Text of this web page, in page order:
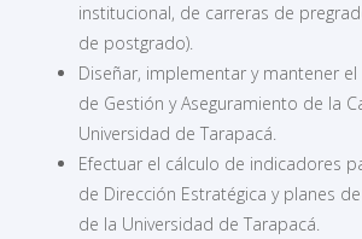
institucional, de carreras de
de postgrado).
Diseñar, implementar y mantener el
de Gestión y Aseguramiento de la
Universidad de Tarapacá.
Efectuar el cálculo de indicadores
de Dirección Estratégica y planes
de la Universidad de Tarapacá.